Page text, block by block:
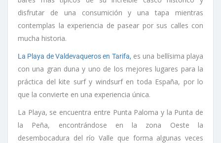
disfrutar de una consumición y una tapa mientras
contemplas la experiencia de pasear por sus calles con
mucha historia.
La Playa de Valdevaqueros en Tarifa, es una bellísima playa
con una gran duna y uno de los mejores lugares para la
práctica del kite surf y windsurf en toda España, por lo
que la convierte en una experiencia única.
La Playa, se encuentra entre Punta Paloma y la Punta de
la Peña, encontrándose en la zona Oeste la
desembocadura del río Valle que forma algunas veces